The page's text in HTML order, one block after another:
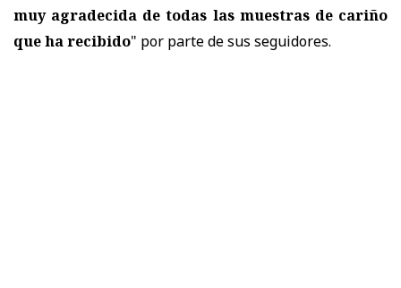
muy agradecida de todas las muestras de cariño
que ha recibido" por parte de sus seguidores.